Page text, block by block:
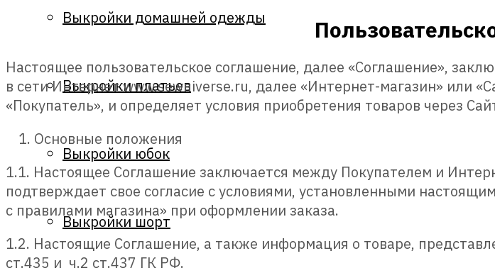
Выкройки домашней одежды
Выкройки платьев
Выкройки юбок
Выкройки шорт
Настоящее пользовательское соглашение, далее «Соглашение»,
в сети Интернет www.sewniverse.ru, далее «Интернет-магазин» или
«Покупатель», и определяет условия приобретения товаров через
Основные положения
1.1. Настоящее Соглашение заключается между Покупателем и
подтверждает свое согласие с условиями, установленными
с правилами магазина» при оформлении заказа.
1.2. Настоящие Соглашение, а также информация о товаре,
ст.435 и ч.2 ст.437 ГК РФ.